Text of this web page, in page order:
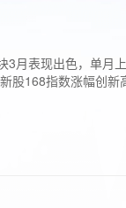
3月表现出色，单月
股168指数涨幅创